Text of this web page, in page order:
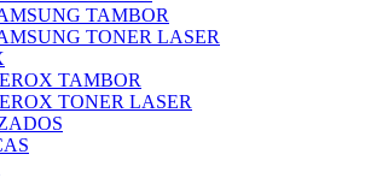
TAMBOR
TONER LASER
TAMBOR
TONER LASER